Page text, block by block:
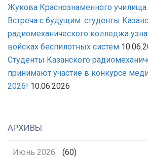
Жукова Краснознаменного училища.
Встреча с будущим: студенты
радиомеханического колледжа
войсках беспилотных систем
Студенты Казанского
принимают участие в конкурсе
2026! 10.06.2026
АРХИВЫ
Июнь 2026 (60)